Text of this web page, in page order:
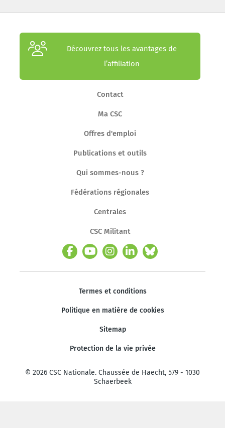
Découvrez tous les avantages de
l’affiliation
Contact
Ma CSC
Offres d'emploi
Publications et outils
Qui sommes-nous ?
Fédérations régionales
Centrales
CSC Militant
Termes et conditions
Politique en matière de cookies
Sitemap
Protection de la vie privée
© 2026 CSC Nationale. Chaussée de Haecht, 579 - 1030
Schaerbeek